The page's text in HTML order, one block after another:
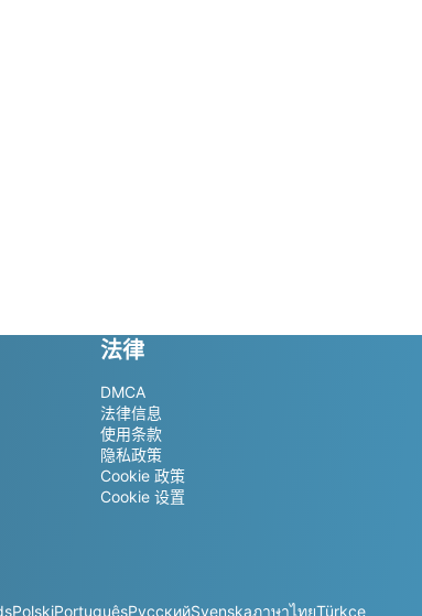
法律
DMCA
法律信息
使用条款
隐私政策
Cookie 政策
Cookie 设置
PolskiPortuguêsРусскийSvenskaภาษาไทยTürkçe